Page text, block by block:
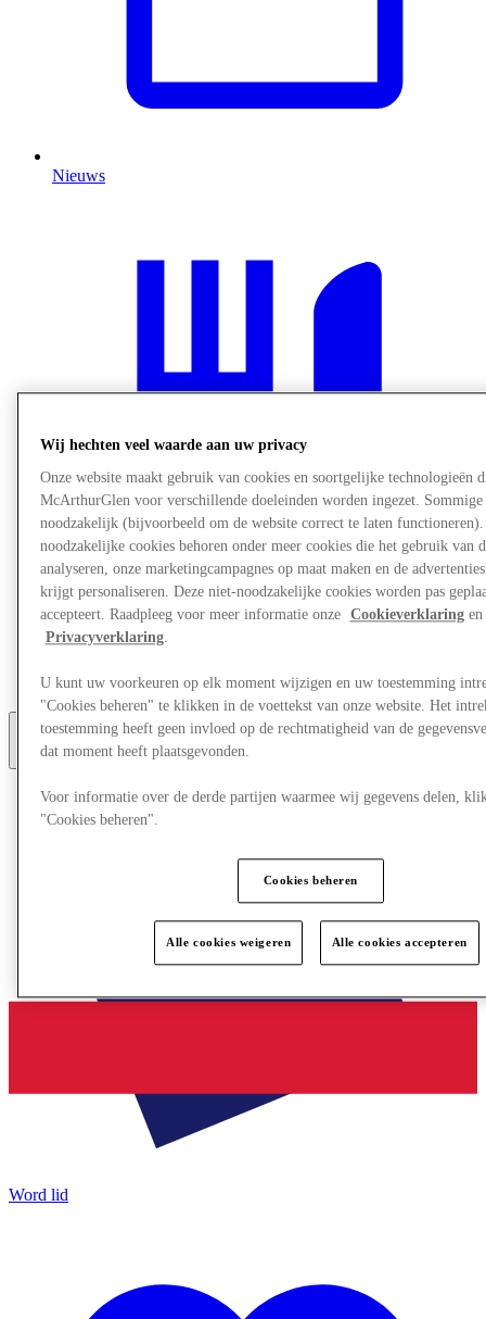
Nieuws
Restaurants
Services
Gift Card
Meer
Word lid
Wij hechten veel waarde aan uw privacy
Onze website maakt gebruik van cookies en soortgelijke technologieën
McArthurGlen voor verschillende doeleinden worden ingezet.
noodzakelijk (bijvoorbeeld om de website correct te laten
noodzakelijke cookies behoren onder meer cookies die het gebruik van
analyseren, onze marketingcampagnes op maat maken en de
krijgt personaliseren. Deze niet-noodzakelijke cookies worden pas
accepteert. Raadpleeg voor meer informatie onze Cookieverklaringen
Privacyverklaring.
U kunt uw voorkeuren op elk moment wijzigen en uw toestemming
"Cookies beheren" te klikken in de voettekst van onze website. Het
toestemming heeft geen invloed op de rechtmatigheid van de
dat moment heeft plaatsgevonden.
Voor informatie over de derde partijen waarmee wij gegevens delen,
"Cookies beheren".
Cookies beheren
Alle cookies weigeren Alle cookies accepteren